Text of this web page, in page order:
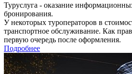
Туруслуга - оказание
бронирования.
У некоторых туроператоров в
транспортное обслуживание. Как
первую очередь после оформления.
Подробнее